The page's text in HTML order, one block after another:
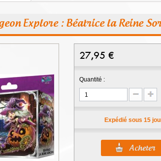
Explore : Béatrice la Reine
27,95 €
Quantité :
Expédié sous 15